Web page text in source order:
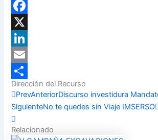
WhatsApp
Facebook
X
LinkedIn
Email
Compartir
Dirección del Recurso
PrevAnteriorDiscurso investidura
SiguienteNo te quedes sin Viaje IMSERSO
Relacionado